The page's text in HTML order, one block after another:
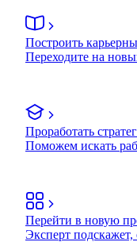
Построить
Переходите на
Проработать
Поможем искать
Перейти в новую
Эксперт подскажет,